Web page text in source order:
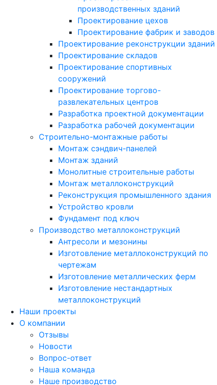
производственных зданий
Проектирование цехов
Проектирование фабрик и заводов
Проектирование реконструкции зданий
Проектирование складов
Проектирование спортивных
сооружений
Проектирование торгово-
развлекательных центров
Разработка проектной документации
Разработка рабочей документации
Строительно-монтажные работы
Монтаж сэндвич-панелей
Монтаж зданий
Монолитные строительные работы
Монтаж металлоконструкций
Реконструкция промышленного здания
Устройство кровли
Фундамент под ключ
Производство металлоконструкций
Антресоли и мезонины
Изготовление металлоконструкций по
чертежам
Изготовление металлических ферм
Изготовление нестандартных
металлоконструкций
Наши проекты
О компании
Отзывы
Новости
Вопрос-ответ
Наша команда
Наше производство